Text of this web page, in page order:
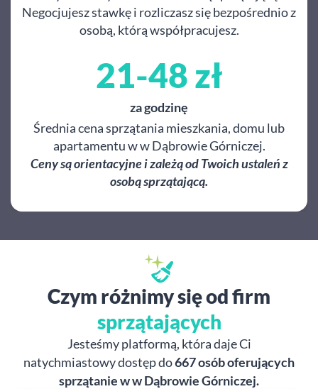
Negocjujesz stawkę i rozliczasz się bezpośrednio z
osobą, którą współpracujesz.
21-48 zł
za godzinę
Średnia cena sprzątania mieszkania, domu lub
apartamentu w w Dąbrowie Górniczej.
Ceny są orientacyjne i zależą od Twoich ustaleń z
osobą sprzątającą.
Czym różnimy się od firm
sprzątających
Jesteśmy platformą, która daje Ci
natychmiastowy dostęp do667 osób oferujących
sprzątanie w w Dąbrowie Górniczej.